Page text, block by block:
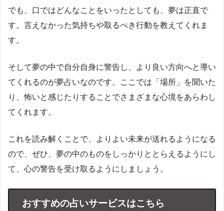
でも、口ではどんなことをいったとしても、夢は正直で
す。言えなかった気持ちや取るべき行動を教えてくれま
す。
そして夢の中で自分自身に警告し、より良い方向へと導い
てくれるのが夢占いなのです。ここでは「場所」を聞いた
り、怖いと感じたりすることでさまざまな心境をあらわし
てくれます。
これを読み解くことで、よりよい未来が送れるようになる
ので、ぜひ、夢の中のものをしっかりととらえるようにし
て、心の警告を受け取るようにしましょう。
おすすめの占いサービスはこちら